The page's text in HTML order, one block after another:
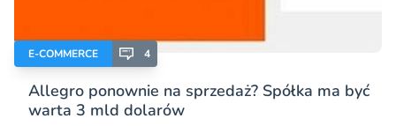
E-COMMERCE 4
Allegro ponownie na sprzedaż? Spółka ma być
warta 3 mld dolarów